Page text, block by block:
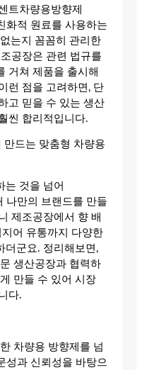
트차량용방향제
화적 원료를 사용하는
는지 꼼꼼히 관리한
공장은 관련 법규를
거쳐 제품을 출시해
런 점을 고려하면, 단
고 믿을 수 있는 생산
씬 합리적입니다.
만드는 맞춤형 차량용
는 것을 넘어
나만의 브랜드를 만들
제조공장에서 향 배
어 유통까지 다양한
더군요. 정리해보면,
생산공장과 협력하
만들 수 있어 시장
다.
차량용 방향제를 넘
성과 신뢰성을 바탕으